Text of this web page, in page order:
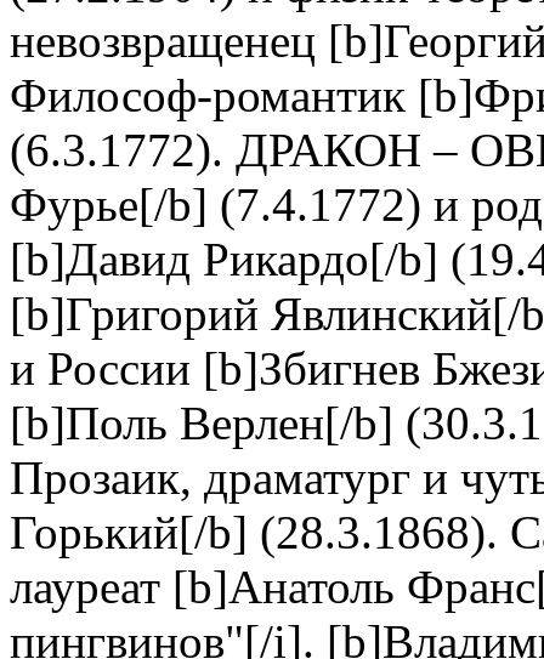
невозвращенец
Философ-романтик
(6.3.1772). ДРАКОН –
Фурье[/b] (7.4.1772) и
[b]Давид Рикардо[/b]
[b]Григорий
и России [b]Збигнев
[b]Поль Верлен[/b]
Прозаик, драматург и
Горький[/b] (28.3.1868).
лауреат [b]Анатоль
пингвинов"[/i].